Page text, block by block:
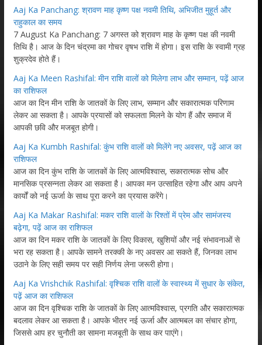
Aaj Ka Panchang: श्रावण माह कृष्ण पक्ष नवमी तिथि, अभिजीत मुहूर्त और
राहुकाल का समय
7 August Ka Panchang: 7 अगस्त को श्रावण माह के कृष्ण पक्ष की नवमी
तिथि है। आज के दिन चंद्रमा का गोचर वृषभ राशि में होगा। इस राशि के स्वामी ग्रह
शुक्रदेव होते हैं।
Aaj Ka Meen Rashifal: मीन राशि वालों को मिलेगा लाभ और सम्मान, पढ़ें आज
का राशिफल
आज का दिन मीन राशि के जातकों के लिए लाभ, सम्मान और सकारात्मक परिणाम
लेकर आ सकता है। आपके प्रयासों को सफलता मिलने के योग हैं और समाज में
आपकी छवि और मजबूत होगी।
Aaj Ka Kumbh Rashifal: कुंभ राशि वालों को मिलेंगे नए अवसर, पढ़ें आज का
राशिफल
आज का दिन कुंभ राशि के जातकों के लिए आत्मविश्वास, सकारात्मक सोच और
मानसिक प्रसन्नता लेकर आ सकता है। आपका मन उत्साहित रहेगा और आप अपने
कार्यों को नई ऊर्जा के साथ पूरा करने का प्रयास करेंगे।
Aaj Ka Makar Rashifal: मकर राशि वालों के रिश्तों में प्रेम और सामंजस्य
बढ़ेगा, पढ़ें आज का राशिफल
आज का दिन मकर राशि के जातकों के लिए विकास, खुशियों और नई संभावनाओं से
भरा रह सकता है। आपके सामने तरक्की के नए अवसर आ सकते हैं, जिनका लाभ
उठाने के लिए सही समय पर सही निर्णय लेना जरूरी होगा।
Aaj Ka Vrishchik Rashifal: वृश्चिक राशि वालों के स्वास्थ्य में सुधार के संकेत,
पढ़ें आज का राशिफल
आज का दिन वृश्चिक राशि के जातकों के लिए आत्मविश्वास, प्रगति और सकारात्मक
बदलाव लेकर आ सकता है। आपके भीतर नई ऊर्जा और आत्मबल का संचार होगा,
जिससे आप हर चुनौती का सामना मजबूती के साथ कर पाएंगे।